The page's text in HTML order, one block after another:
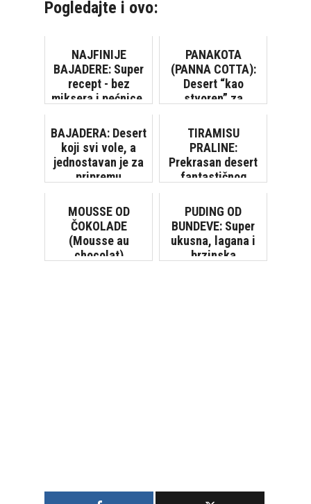
Pogledajte i ovo:
NAJFINIJE
BAJADERE: Super
recept - bez
miksera i pećnice,
minuta
PANAKOTA
(PANNA COTTA):
Desert “kao
stvoren” za
BAJADERA: Desert
koji svi vole, a
jednostavan je za
pripremu
TIRAMISU
PRALINE:
Prekrasan desert
fantastičnog
MOUSSE OD
ČOKOLADE
(Mousse au
chocolat)
PUDING OD
BUNDEVE: Super
ukusna, lagana i
brzinska